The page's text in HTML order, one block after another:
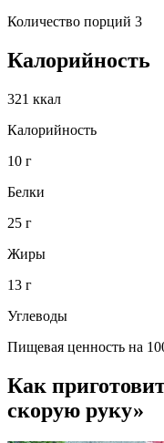
Количество порций 3
Калорийность
321 ккал
Калорийность
10 г
Белки
25 г
Жиры
13 г
Углеводы
Пищевая ценность на
Как
скорую руку»